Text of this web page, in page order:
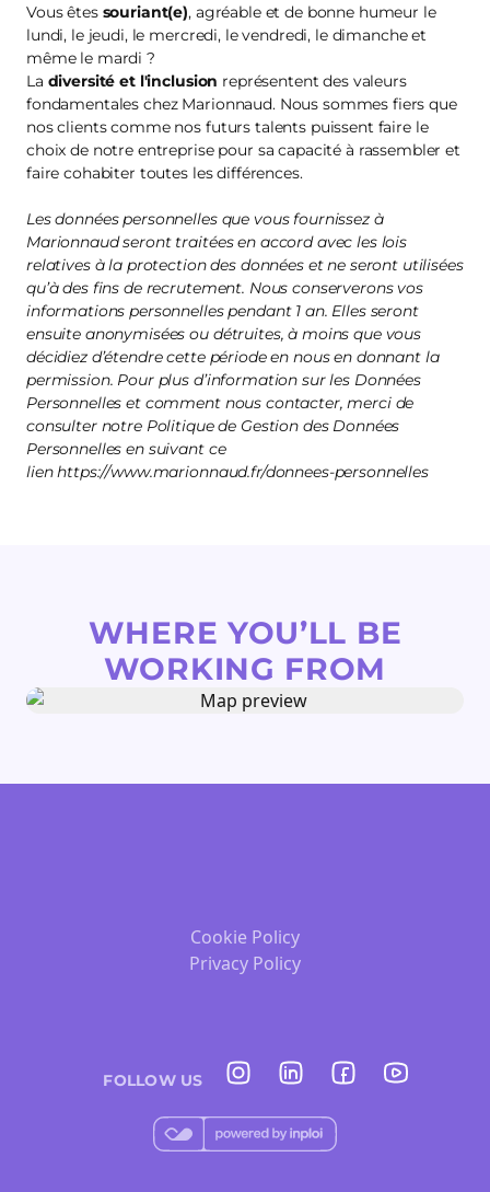
Vous êtes souriant(e), agréable et de bonne humeur le
lundi, le jeudi, le mercredi, le vendredi, le dimanche et
même le mardi ?
La diversité et l'inclusion représentent des valeurs
fondamentales chez Marionnaud. Nous sommes fiers que
nos clients comme nos futurs talents puissent faire le
choix de notre entreprise pour sa capacité à rassembler et
faire cohabiter toutes les différences.
Les données personnelles que vous fournissez à
Marionnaud seront traitées en accord avec les lois
relatives à la protection des données et ne seront utilisées
qu’à des fins de recrutement. Nous conserverons vos
informations personnelles pendant 1 an. Elles seront
ensuite anonymisées ou détruites, à moins que vous
décidiez d’étendre cette période en nous en donnant la
permission. Pour plus d’information sur les Données
Personnelles et comment nous contacter, merci de
consulter notre Politique de Gestion des Données
Personnelles en suivant ce
lien https://www.marionnaud.fr/donnees-personnelles
WHERE YOU’LL BE
WORKING FROM
Cookie Policy
Privacy Policy
FOLLOW US